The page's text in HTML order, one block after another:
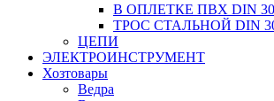
В ОПЛЕТКЕ ПВХ DIN
ТРОС СТАЛЬНОЙ DIN
ЦЕПИ
ЭЛЕКТРОИНСТРУМЕНТ
Хозтовары
Ведра